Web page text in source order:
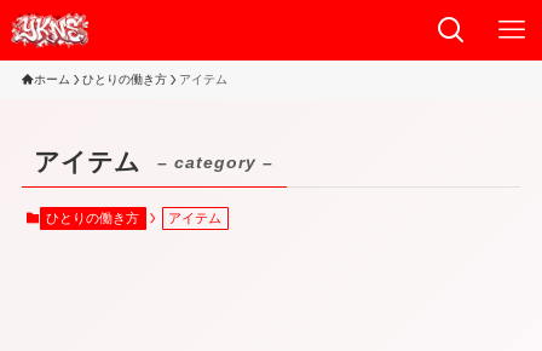
ホーム ひとりの働き方 アイテム
アイテム – category –
ひとりの働き方 アイテム